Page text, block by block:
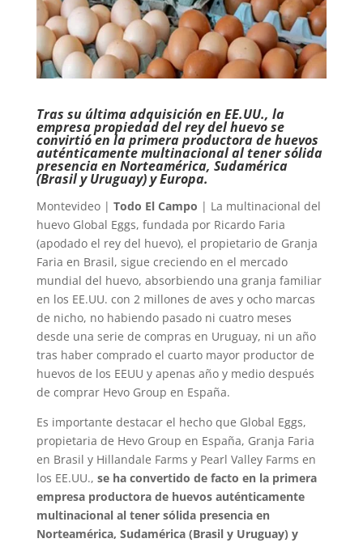
Tras su última adquisición en EE.UU., la
empresa propiedad del rey del huevo se
convirtió en la primera productora de huevos
auténticamente multinacional al tener sólida
presencia en Norteamérica, Sudamérica
(Brasil y Uruguay) y Europa.
Montevideo | Todo El Campo | La multinacional del
huevo Global Eggs, fundada por Ricardo Faria
(apodado el rey del huevo), el propietario de Granja
Faria en Brasil, sigue creciendo en el mercado
mundial del huevo, absorbiendo una granja familiar
en los EE.UU. con 2 millones de aves y ocho marcas
de nicho, no habiendo pasado ni cuatro meses
desde una serie de compras en Uruguay, ni un año
tras haber comprado el cuarto mayor productor de
huevos de los EEUU y apenas año y medio después
de comprar Hevo Group en España.
Es importante destacar el hecho que Global Eggs,
propietaria de Hevo Group en España, Granja Faria
en Brasil y Hillandale Farms y Pearl Valley Farms en
los EE.UU., se ha convertido de facto en la primera
empresa productora de huevos auténticamente
multinacional al tener sólida presencia en
Norteamérica, Sudamérica (Brasil y Uruguay) y